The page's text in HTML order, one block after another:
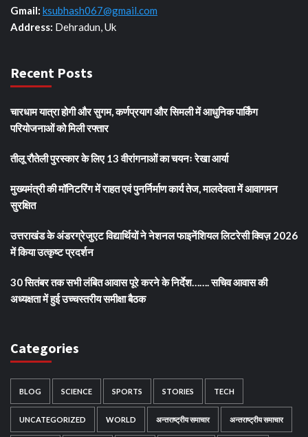
Gmail: ksubhash067@gmail.com
Address: Dehradun, Uk
Recent Posts
चारधाम यात्रा होगी और सुगम, कर्णप्रयाग और सिमली में आधुनिक पार्किंग
परियोजनाओं को मिली रफ्तार
तीलू रौतेली पुरस्कार के लिए 13 वीरांगनाओं का चयनः रेखा आर्या
मुख्यमंत्री की मॉनिटरिंग में राहत एवं पुनर्निर्माण कार्य तेज, मालदेवता में आवागमन
सुरक्षित
उत्तराखंड के अंडरग्रेजुएट विद्यार्थियों ने नेशनल फाइनेंशियल लिटरेसी क्विज़ 2026
में किया उत्कृष्ट प्रदर्शन
30 सितंबर तक सभी लंबित आवास पूरे करने के निर्देश……. सचिव आवास की
अध्यक्षता में हुई उच्चस्तरीय समीक्षा बैठक
Categories
BLOG SCIENCE SPORTS STORIES TECH
UNCATEGORIZED WORLD अन्तराष्ट्रीय समाचार अन्तराष्ट्रीय समाचार